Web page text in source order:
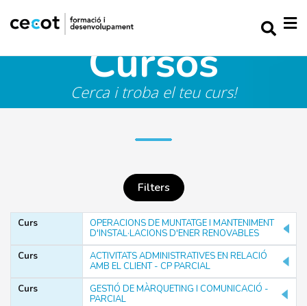
Cursos
Cerca i troba el teu curs!
Filters
Curs
OPERACIONS DE MUNTATGE I MANTENIMENT
D'INSTAL·LACIONS D'ENER RENOVABLES
Curs
ACTIVITATS ADMINISTRATIVES EN RELACIÓ
AMB EL CLIENT - CP PARCIAL
Curs
GESTIÓ DE MÀRQUETING I COMUNICACIÓ -
PARCIAL